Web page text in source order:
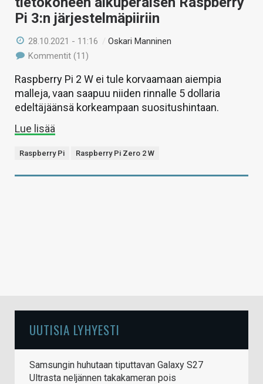
Pi 3:n järjestelmäpiiriin
28.10.2021 - 11:16 /Oskari Manninen
Kommentit (11)
Raspberry Pi 2 W ei tule korvaamaan aiempia
malleja, vaan saapuu niiden rinnalle 5 dollaria
edeltäjäänsä korkeampaan suositushintaan.
Lue lisää
Raspberry Pi Raspberry Pi Zero 2 W
UUTISIA LYHYESTI
Samsungin huhutaan tiputtavan Galaxy S27
Ultrasta neljännen takakameran pois